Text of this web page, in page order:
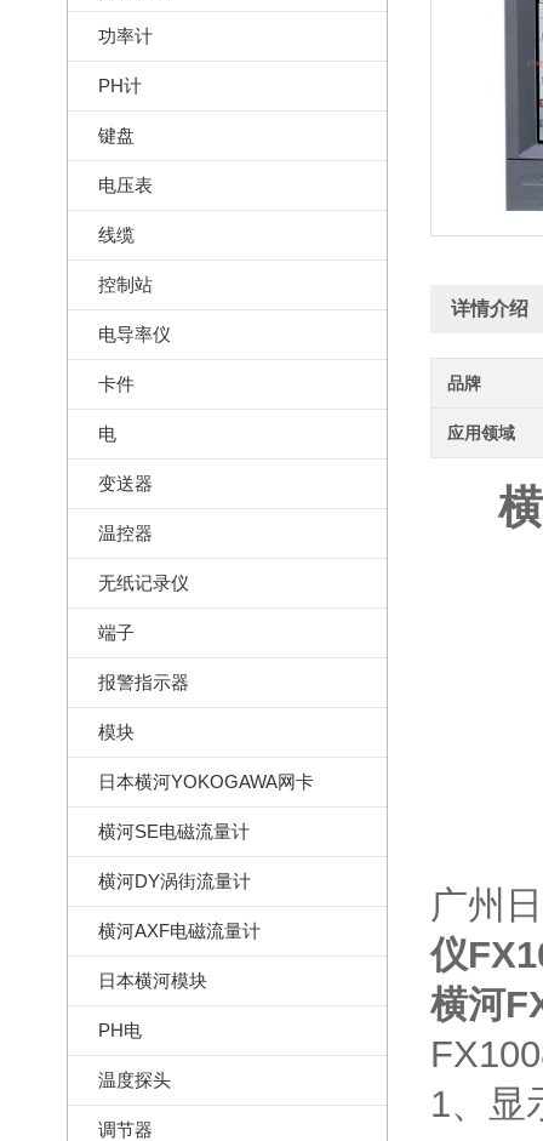
功率计
PH计
键盘
电压表
线缆
控制站
电导率仪
卡件
电
变送器
温控器
无纸记录仪
端子
报警指示器
模块
日本横河YOKOGAWA网卡
横河SE电磁流量计
横河DY涡街流量计
横河AXF电磁流量计
日本横河模块
PH电
温度探头
调节器
详情介绍
品牌
应用领域
广州
仪
横河
1、显